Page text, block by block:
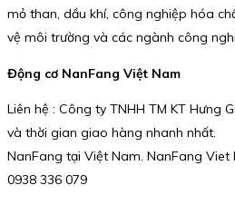
mỏ than, dầu khí, công nghiệp hóa
vệ môi trường và các ngành công
Động cơ NanFang Việt Nam
Liên hệ : Công ty TNHH TM KT Hưng
và thời gian giao hàng nhanh nhất.
NanFang tại Việt Nam. NanFang Viet
0938 336 079